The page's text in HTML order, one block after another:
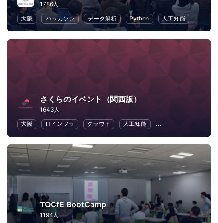
1786人
大阪
ハッカソン データ解析 Python 人工知能 機械学
さくらのイベント（関西版）
1643人
大阪
ITインフラ クラウド 人工知能 地域経済と地域社会
TOCfE BootCamp
1194人